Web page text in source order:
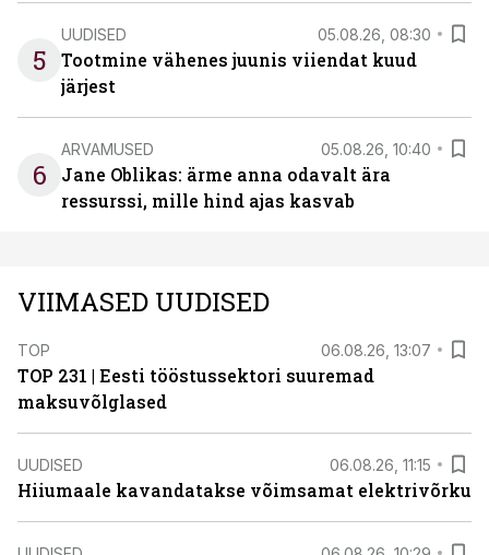
5
UUDISED 05.08.26, 08:30
Tootmine vähenes juunis viiendat kuud
järjest
6
ARVAMUSED 05.08.26, 10:40
Jane Oblikas: ärme anna odavalt ära
ressurssi, mille hind ajas kasvab
VIIMASED UUDISED
TOP 06.08.26, 13:07
TOP 231 | Eesti tööstussektori suuremad
maksuvõlglased
UUDISED 06.08.26, 11:15
Hiiumaale kavandatakse võimsamat elektrivõrku